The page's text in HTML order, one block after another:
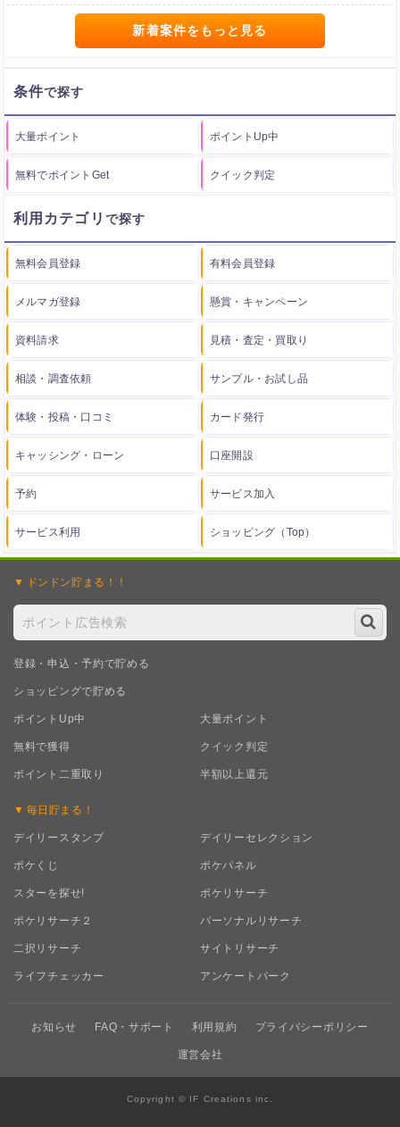
新着案件をもっと見る
条件
大量ポイント ポイントUp中
無料でポイントGet クイック判定
利用カテゴリ
無料会員登録 有料会員登録
メルマガ登録 懸賞・キャンペーン
資料請求 見積・査定・買取り
相談・調査依頼 サンプル・お試し品
体験・投稿・口コミ カード発行
キャッシング・ローン 口座開設
予約 サービス加入
サービス利用 ショッピング（Top）
ドンドン貯まる！！
登録・申込・予約で貯める
ショッピングで貯める
ポイントUp中 大量ポイント
無料で獲得 クイック判定
ポイント二重取り 半額以上還元
毎日 貯まる！
デイリースタンプ デイリーセレクション
ポケくじ ポケパネル
スターを探せ! ポケリサーチ
ポケリサーチ２ パーソナルリサーチ
二択リサーチ サイトリサーチ
ライフチェッカー アンケートパーク
お知らせ FAQ・サポート 利用規約 プライバシーポリシー
運営会社
Copyright © IF Creations inc.